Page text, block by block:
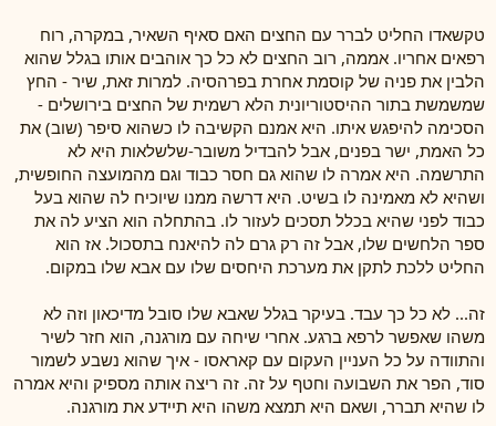
טקשאדו החליט לברר עם החצים האם סאיף השאיר, במקרה, רוח
רפאים אחריו. אממה, רוב החצים לא כל כך אוהבים אותו בגלל שהוא
הלבין את פניה של קוסמת אחרת בפרהסיה. למרות זאת, שיר - החץ
שמשמשת בתור ההיסטוריונית הלא רשמית של החצים בירושלים -
הסכימה להיפגש איתו. היא אמנם הקשיבה לו כשהוא סיפר (שוב) את
כל האמת, ישר בפנים, אבל להבדיל משובר-שלשלאות היא לא
התרשמה. היא אמרה לו שהוא גם חסר כבוד וגם מהמועצה החופשית,
ושהיא לא מאמינה לו בשיט. היא דרשה ממנו שיוכיח לה שהוא בעל
כבוד לפני שהיא בכלל תסכים לעזור לו. בהתחלה הוא הציע לה את
ספר הלחשים שלו, אבל זה רק גרם לה להיאנח בתסכול. אז הוא
החליט ללכת לתקן את מערכת היחסים שלו עם אבא שלו במקום.
זה... לא כל כך עבד. בעיקר בגלל שאבא שלו סובל מדיכאון וזה לא
משהו שאפשר לרפא ברגע. אחרי שיחה עם מורגנה, הוא חזר לשיר
והתוודה על כל העניין העקום עם קאראסו - איך שהוא נשבע לשמור
סוד, הפר את השבועה וחטף על זה. זה ריצה אותה מספיק והיא אמרה
לו שהיא תברר, ושאם היא תמצא משהו היא תיידע את מורגנה.